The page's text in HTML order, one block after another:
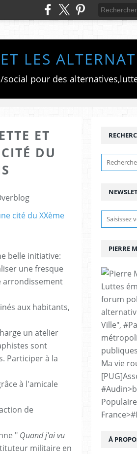
LES
ET
DU
belle initiative:
une fresque
arrondissement
aux habitants,
un atelier
sont
Participer à la
à l'amicale
de
" Quand j'ai vu
militaire en
PIERRE
Luttes
forum
Ville",
Ma vie
À